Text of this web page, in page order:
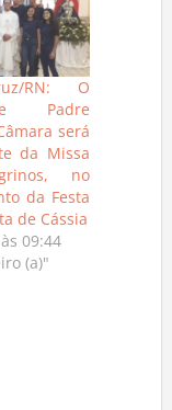
RN: O
Padre
será
da Missa
no
da Festa
de Cássia
09:44
(a)"